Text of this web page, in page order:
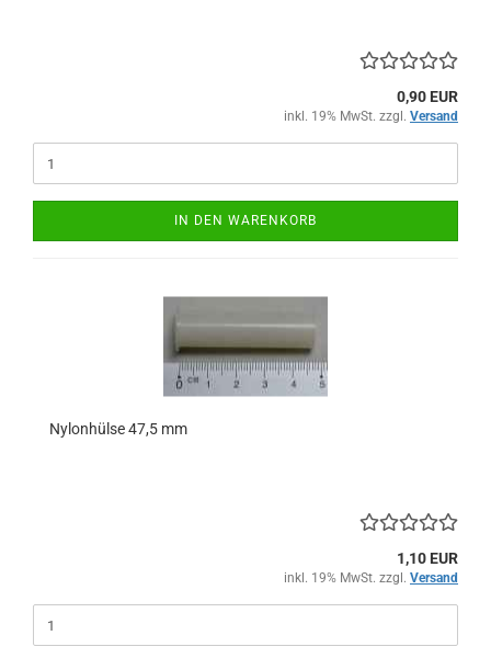
0,90 EUR
inkl. 19% MwSt. zzgl. Versand
IN DEN WARENKORB
Nylonhülse 47,5 mm
1,10 EUR
inkl. 19% MwSt. zzgl. Versand